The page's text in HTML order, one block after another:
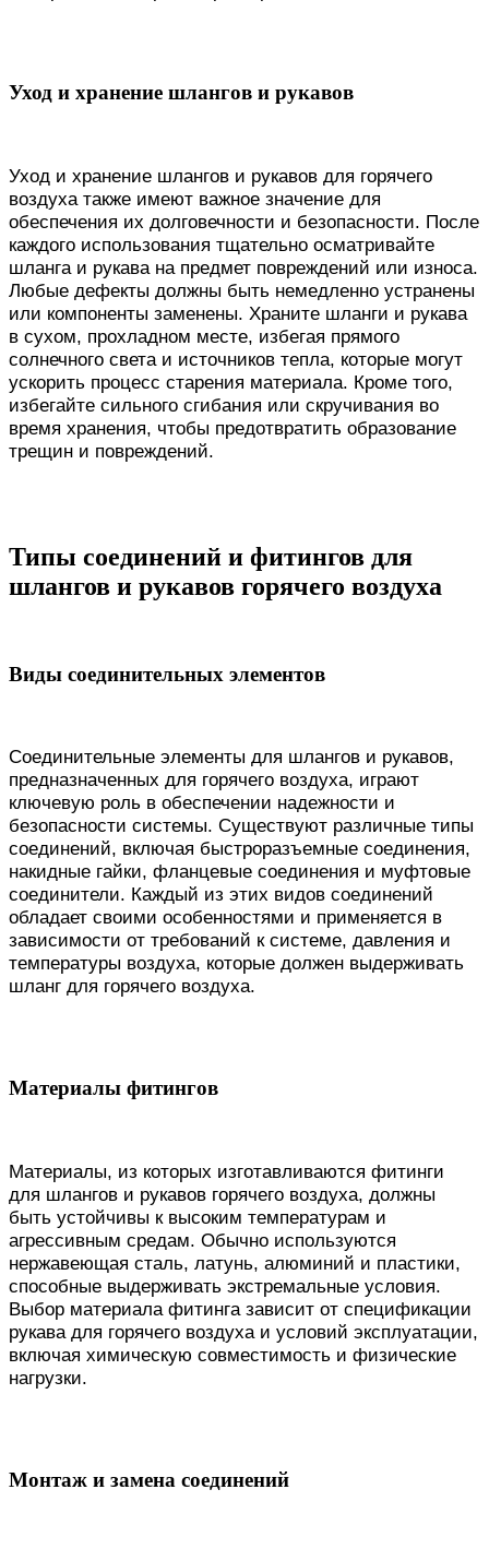
Уход и хранение шлангов и рукавов
Уход и хранение шлангов и рукавов для горячего
воздуха также имеют важное значение для
обеспечения их долговечности и безопасности. После
каждого использования тщательно осматривайте
шланга и рукава на предмет повреждений или износа.
Любые дефекты должны быть немедленно устранены
или компоненты заменены. Храните шланги и рукава
в сухом, прохладном месте, избегая прямого
солнечного света и источников тепла, которые могут
ускорить процесс старения материала. Кроме того,
избегайте сильного сгибания или скручивания во
время хранения, чтобы предотвратить образование
трещин и повреждений.
Типы соединений и фитингов для
шлангов и рукавов горячего воздуха
Виды соединительных элементов
Соединительные элементы для шлангов и рукавов,
предназначенных для горячего воздуха, играют
ключевую роль в обеспечении надежности и
безопасности системы. Существуют различные типы
соединений, включая быстроразъемные соединения,
накидные гайки, фланцевые соединения и муфтовые
соединители. Каждый из этих видов соединений
обладает своими особенностями и применяется в
зависимости от требований к системе, давления и
температуры воздуха, которые должен выдерживать
шланг для горячего воздуха.
Материалы фитингов
Материалы, из которых изготавливаются фитинги
для шлангов и рукавов горячего воздуха, должны
быть устойчивы к высоким температурам и
агрессивным средам. Обычно используются
нержавеющая сталь, латунь, алюминий и пластики,
способные выдерживать экстремальные условия.
Выбор материала фитинга зависит от спецификации
рукава для горячего воздуха и условий эксплуатации,
включая химическую совместимость и физические
нагрузки.
Монтаж и замена соединений